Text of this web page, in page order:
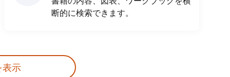
断的に検索できます。
表示